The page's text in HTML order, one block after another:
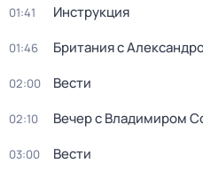
01:41 Инструкция
01:46 Британия с
02:00 Вести
02:10 Вечер с Владимиром
03:00 Вести